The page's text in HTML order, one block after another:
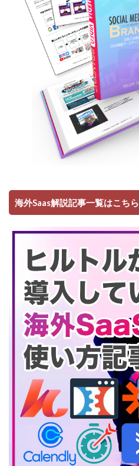
海外Saas解説記事一覧はこちら